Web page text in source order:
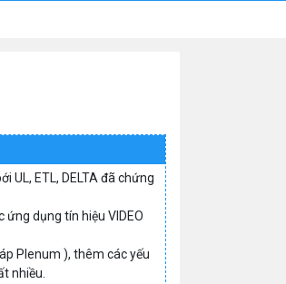
UL, ETL, DELTA đã chứng
dụng tín hiệu VIDEO
Plenum ), thêm các yếu
nhiều.